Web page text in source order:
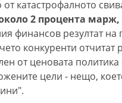
катастрофалното
2 процента
финансов резултат
конкуренти
от ценовата
цели - нещо,